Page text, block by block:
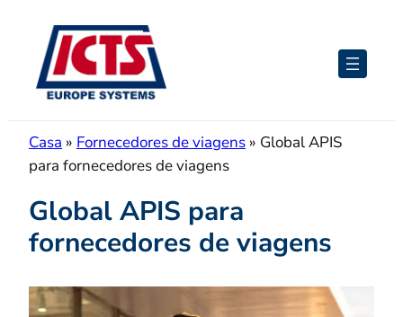
conteúdo
Casa » Fornecedores de viagens » Global APIS
para fornecedores de viagens
Global APIS para
fornecedores de viagens